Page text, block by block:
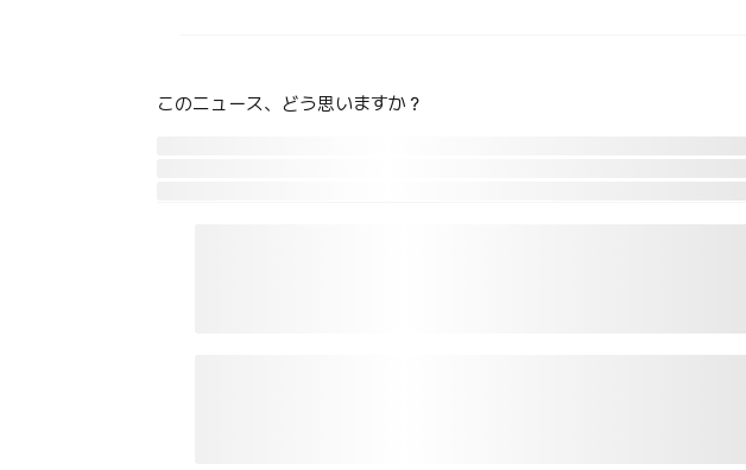
このニュース、どう思いますか？